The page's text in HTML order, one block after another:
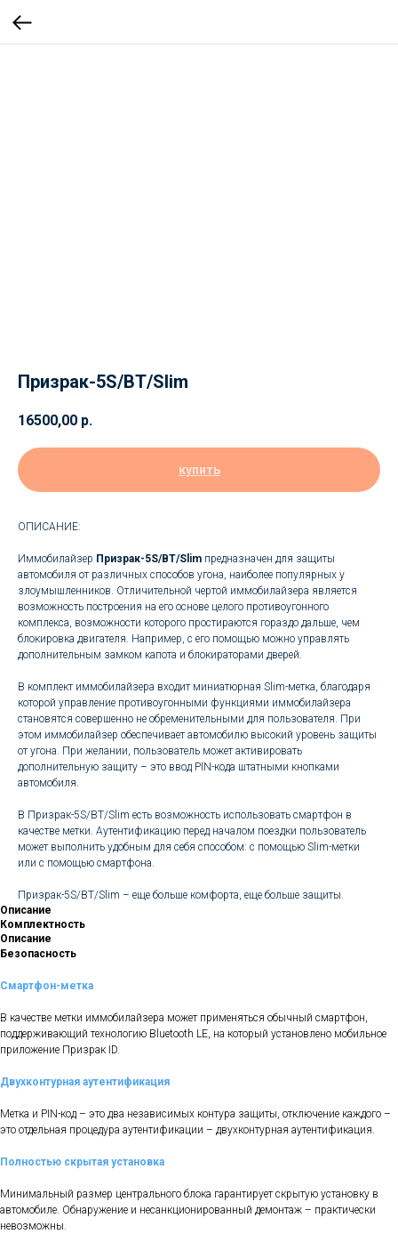
Призрак-5S/BT/Slim
16500,00 р.
купить
ОПИСАНИЕ:
Иммобилайзер Призрак-5S/BT/Slim предназначен для защиты
автомобиля от различных способов угона, наиболее популярных у
злоумышленников. Отличительной чертой иммобилайзера является
возможность построения на его основе целого противоугонного
комплекса, возможности которого простираются гораздо дальше, чем
блокировка двигателя. Например, с его помощью можно управлять
дополнительным замком капота и блокираторами дверей.
В комплект иммобилайзера входит миниатюрная Slim-метка, благодаря
которой управление противоугонными функциями иммобилайзера
становятся совершенно не обременительными для пользователя. При
этом иммобилайзер обеспечивает автомобилю высокий уровень защиты
от угона. При желании, пользователь может активировать
дополнительную защиту – это ввод PIN-кода штатными кнопками
автомобиля.
В Призрак-5S/BT/Slim есть возможность использовать смартфон в
качестве метки. Аутентификацию перед началом поездки пользователь
может выполнить удобным для себя способом: с помощью Slim-метки
или с помощью смартфона.
Призрак-5S/BT/Slim – еще больше комфорта, еще больше защиты.
Описание
Комплектность
Описание
Безопасность
Смартфон-метка
В качестве метки иммобилайзера может применяться обычный смартфон,
поддерживающий технологию Bluetooth LE, на который установлено мобильное
приложение Призрак ID.
Двухконтурная аутентификация
Метка и PIN-код – это два независимых контура защиты, отключение каждого –
это отдельная процедура аутентификации – двухконтурная аутентификация.
Полностью скрытая установка
Минимальный размер центрального блока гарантирует скрытую установку в
автомобиле. Обнаружение и несанкционированный демонтаж – практически
невозможны.